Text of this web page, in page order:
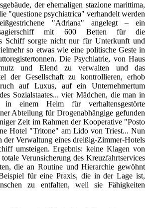
der ehemaligen stazione marittima,
"questione psychiatrica" verhandelt werden
"Adriana" angelegt – ein
mit 600 Betten für die
Schiff sorgte nicht nur für Unterkunft und
so etwas wie eine politische Geste in
Die Psychiatrie, von Haus
und Elend zu verwalten und das
der Gesellschaft zu kontrollieren, erhob
auf Luxus, auf ein Unternehmertum
Sozialstaates... vier Mädchen, die man in
in einem Heim für verhaltensgestörte
Abteilung für Drogenabhängige gefunden
Zeit im Rahmen der Kooperative "Posto
Hotel "Tritone" am Lido von Triest... Nun
der Verwaltung eines dreißig-Zimmer-Hotels
umsteigen. Ergebnis: keine Klagen von
Verunsicherung des Kreuzfahrtservices
die an Routine und Hierarchie gewöhnt
für eine Praxis, die in der Lage ist,
zu entfalten, weil sie Fähigkeiten